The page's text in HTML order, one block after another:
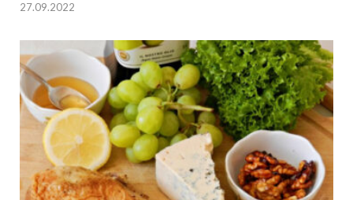
27.09.2022